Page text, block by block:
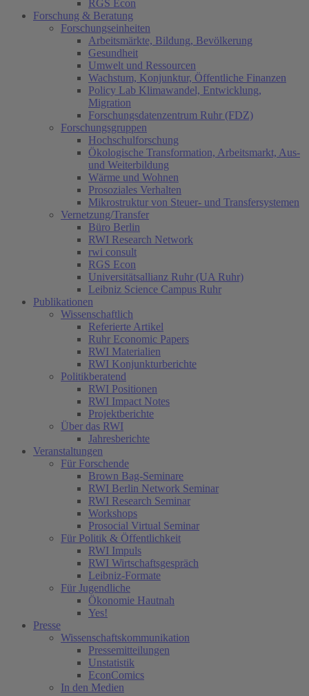
RGS Econ
Forschung & Beratung
Forschungseinheiten
Arbeitsmärkte, Bildung, Bevölkerung
Gesundheit
Umwelt und Ressourcen
Wachstum, Konjunktur, Öffentliche Finanzen
Policy Lab Klimawandel, Entwicklung,
Migration
Forschungsdatenzentrum Ruhr (FDZ)
Forschungsgruppen
Hochschulforschung
Ökologische Transformation, Arbeitsmarkt, Aus-
und Weiterbildung
Wärme und Wohnen
Prosoziales Verhalten
Mikrostruktur von Steuer- und Transfersystemen
Vernetzung/Transfer
Büro Berlin
RWI Research Network
rwi consult
RGS Econ
Universitätsallianz Ruhr (UA Ruhr)
Leibniz Science Campus Ruhr
Publikationen
Wissenschaftlich
Referierte Artikel
Ruhr Economic Papers
RWI Materialien
RWI Konjunkturberichte
Politikberatend
RWI Positionen
RWI Impact Notes
Projektberichte
Über das RWI
Jahresberichte
Veranstaltungen
Für Forschende
Brown Bag-Seminare
RWI Berlin Network Seminar
RWI Research Seminar
Workshops
Prosocial Virtual Seminar
Für Politik & Öffentlichkeit
RWI Impuls
RWI Wirtschaftsgespräch
Leibniz-Formate
Für Jugendliche
Ökonomie Hautnah
Yes!
Presse
Wissenschaftskommunikation
Pressemitteilungen
Unstatistik
EconComics
In den Medien